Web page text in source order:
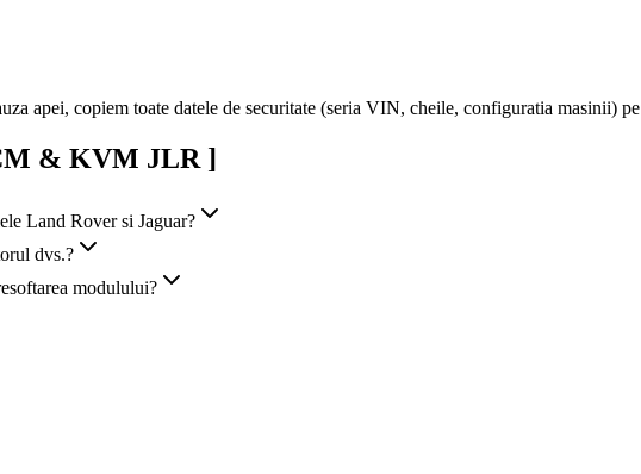
apei, copiem toate datele de securitate (seria VIN, cheile, configuratia masinii)
& KVM JLR ]
Land Rover si Jaguar?
dvs.?
modulului?